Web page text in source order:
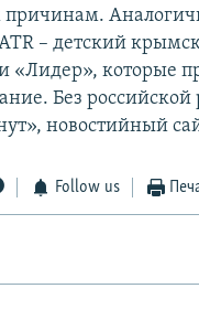
– детский
которые
Без
новостийный
Follow us